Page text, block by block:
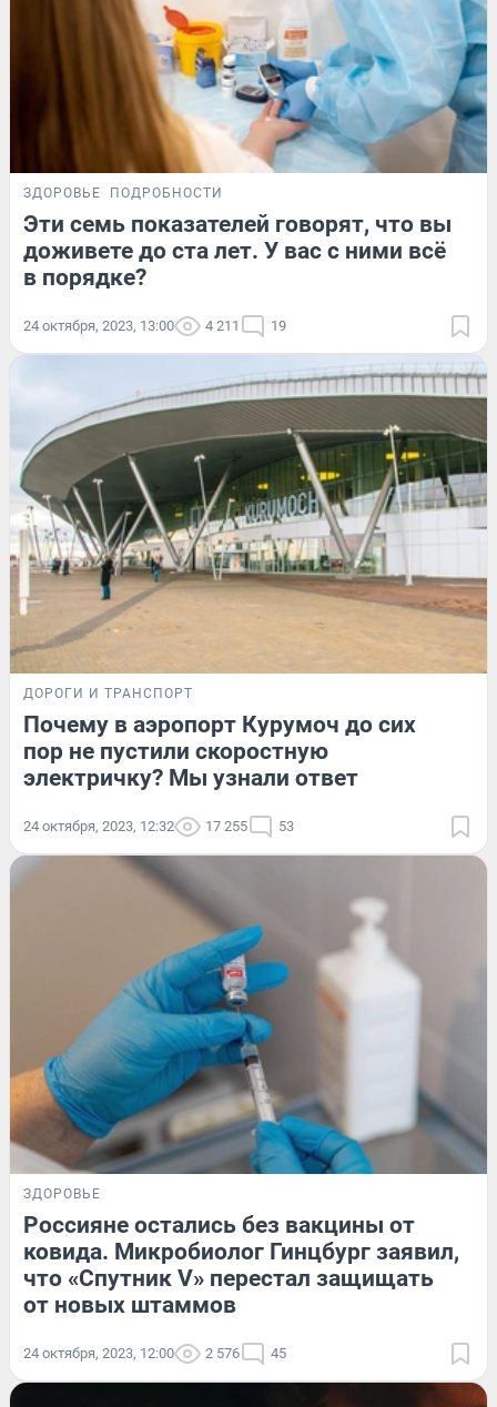
ЗДОРОВЬЕ ПОДРОБНОСТИ
Эти семь показателей говорят, что вы
доживете до ста лет. У вас с ними всё
в порядке?
24 октября, 2023, 13:00 4 211 19
ДОРОГИ И ТРАНСПОРТ
Почему в аэропорт Курумоч до сих
пор не пустили скоростную
электричку? Мы узнали ответ
24 октября, 2023, 12:32 17 255 53
ЗДОРОВЬЕ
Россияне остались без вакцины от
ковида. Микробиолог Гинцбург заявил,
что «Спутник V» перестал защищать
от новых штаммов
24 октября, 2023, 12:00 2 576 45